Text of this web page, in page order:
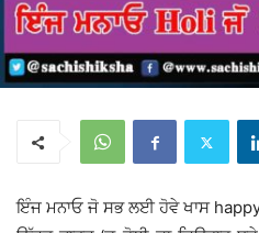
ਇੰਜ ਮਨਾਓ ਜੋ ਸਭ ਲਈ ਹੋਵੇ ਖਾਸ